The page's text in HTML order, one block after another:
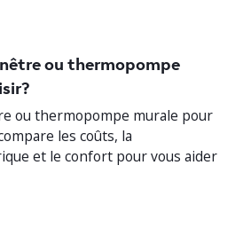
ou thermopompe
ou thermopompe murale pour
les coûts, la
et le confort pour vous aider